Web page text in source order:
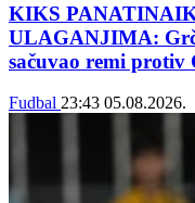
KIKS
ULAGANJIMA:
sačuvao remi protiv
Fudbal 23:43 05.08.2026.